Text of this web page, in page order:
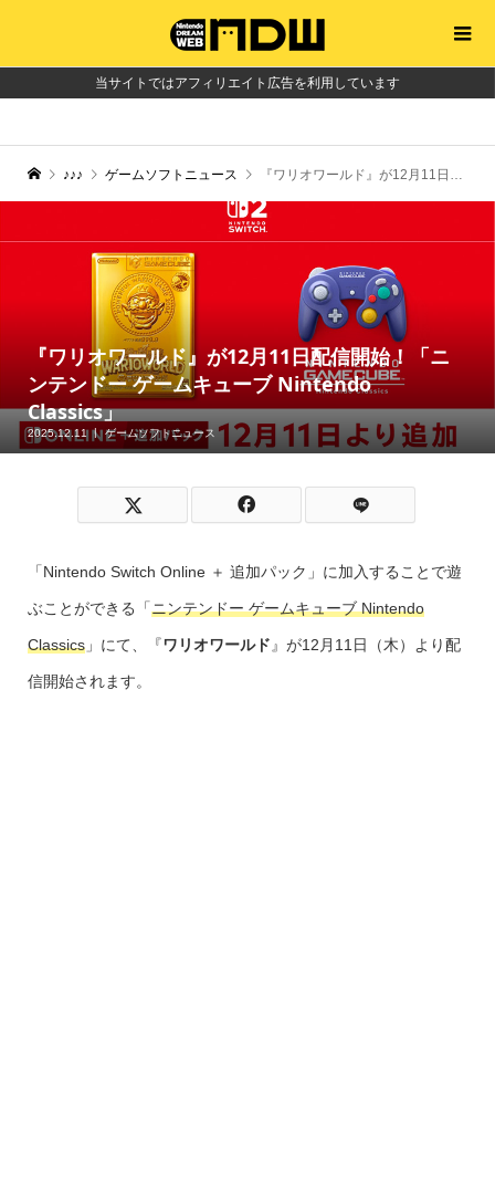
当サイトではアフィリエイト広告を利用しています
♪♪♪ ゲームソフトニュース 『ワリオワールド』が12月11日配信開始！「ニンテンドー ゲームキューブ Nintendo Classics」
『ワリオワールド』が12月11日配信開始！「ニ
ンテンドー ゲームキューブ Nintendo
Classics」
2025.12.11 ゲームソフトニュース
「Nintendo Switch Online ＋ 追加パック」に加入することで遊
ぶことができる「ニンテンドー ゲームキューブ Nintendo
Classics」にて、『ワリオワールド 』が12月11日（木）より配
信開始されます。